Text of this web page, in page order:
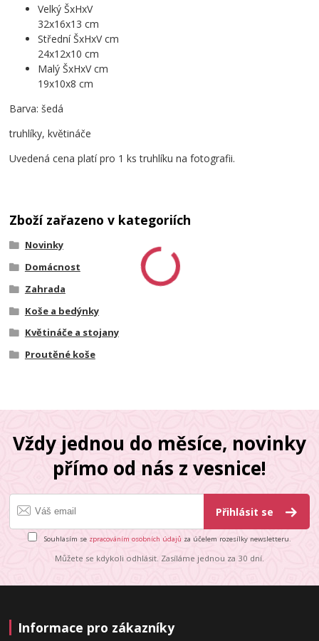
Velký ŠxHxV
32x16x13 cm
Střední ŠxHxV cm
24x12x10 cm
Malý ŠxHxV cm
19x10x8 cm
Barva: šedá
truhlíky, květináče
Uvedená cena platí pro 1 ks truhlíku na fotografii.
Zboží zařazeno v kategoriích
Novinky
Domácnost
Zahrada
Koše a bedýnky
Květináče a stojany
Proutěné koše
Vždy jednou do měsíce, novinky
přímo od nás z vesnice!
Přihlásit se
Souhlasím se zpracováním osobních údajů za účelem rozesílky newsletteru.
Můžete se kdykoli odhlásit. Zasíláme jednou za 30 dní.
Informace pro zákazníky